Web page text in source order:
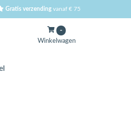
Gratis verzending vanaf € 75
-
Winkelwagen